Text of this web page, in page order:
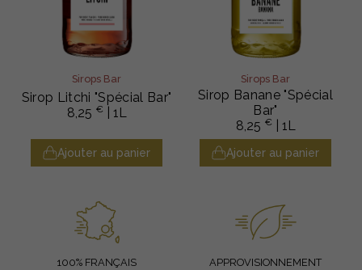
Sirops Bar
Sirop Litchi "Spécial Bar"
8,25 € | 1L
Ajouter au panier
Sirops Bar
Sirop Banane "Spécial
Bar"
8,25 € | 1L
Ajouter au panier
100% FRANÇAIS
APPROVISIONNEMENT